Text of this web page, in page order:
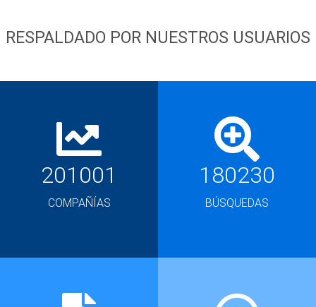
RESPALDADO POR NUESTROS USUARIOS
201001
COMPAÑÍAS
180230
BÚSQUEDAS